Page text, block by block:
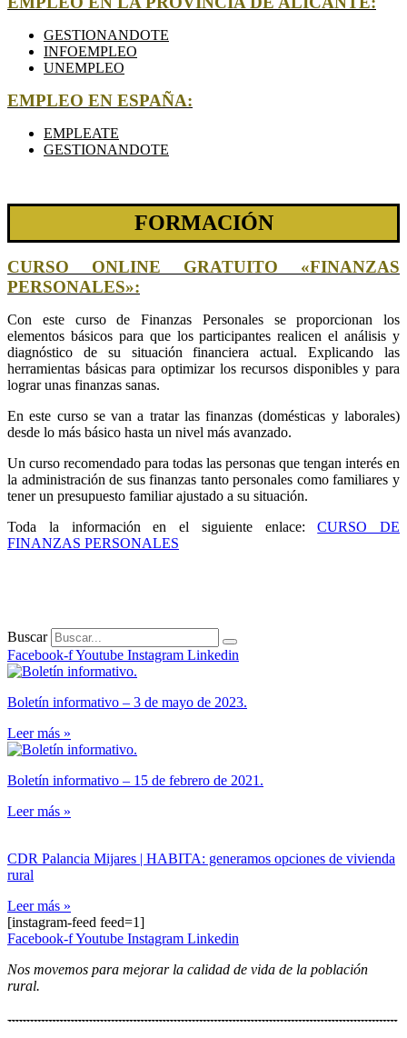
GESTIONANDOTE
INFOEMPLEO
UNEMPLEO
EMPLEO EN ESPAÑA:
EMPLEATE
GESTIONANDOTE
FORMACIÓN
CURSO ONLINE GRATUITO «FINANZAS
PERSONALES»:
Con este curso de Finanzas Personales se proporcionan los
elementos básicos para que los participantes realicen el análisis y
diagnóstico de su situación financiera actual. Explicando las
herramientas básicas para optimizar los recursos disponibles y para
lograr unas finanzas sanas.
En este curso se van a tratar las finanzas (domésticas y laborales)
desde lo más básico hasta un nivel más avanzado.
Un curso recomendado para todas las personas que tengan interés en
la administración de sus finanzas tanto personales como familiares y
tener un presupuesto familiar ajustado a su situación.
Toda la información en el siguiente enlace:CURSO DE
FINANZAS PERSONALES
Buscar
Facebook-fYoutube Instagram Linkedin
Boletín informativo – 3 de mayo de 2023.
Leer más »
Boletín informativo – 15 de febrero de 2021.
Leer más »
CDR Palancia Mijares | HABITA: generamos opciones de vivienda
rural
Leer más »
[instagram-feed feed=1]
Facebook-fYoutube Instagram Linkedin
Nos movemos para mejorar la calidad de vida de la población
rural.